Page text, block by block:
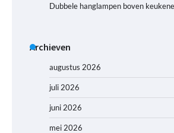
Dubbele hanglampen boven
Archieven
augustus 2026
juli 2026
juni 2026
mei 2026